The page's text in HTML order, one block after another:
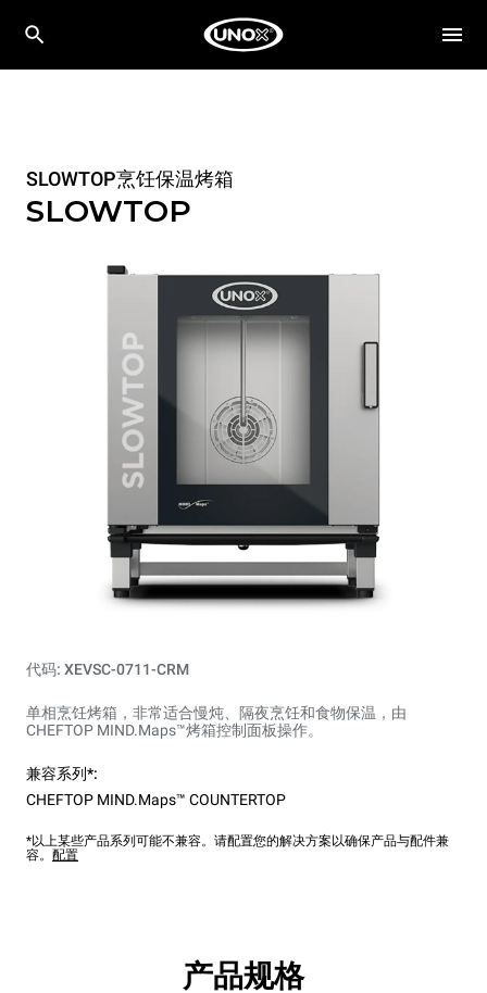
SLOWTOP烹饪保温烤箱
SLOWTOP
代码: XEVSC-0711-CRM
单相烹饪烤箱，非常适合慢炖、隔夜烹饪和食物保温，由
CHEFTOP MIND.Maps™烤箱控制面板操作。
兼容系列*:
CHEFTOP MIND.Maps™ COUNTERTOP
*以上某些产品系列可能不兼容。请配置您的解决方案以确保产品与配件兼
容。 配置
产品规格